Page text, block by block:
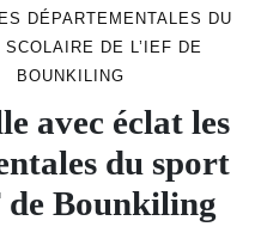
DÉPARTEMENTALES DU
SCOLAIRE DE L’IEF DE
BOUNKILING
avec éclat les
du sport
de Bounkiling